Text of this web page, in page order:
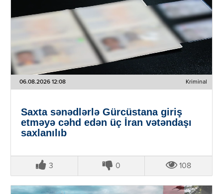
06.08.2026 12:08 Kriminal
Saxta sənədlərlə Gürcüstana giriş
etməyə cəhd edən üç İran vətəndaşı
saxlanılıb
3 0 108